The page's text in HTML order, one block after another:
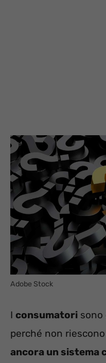
Adobe Stock
I consumatori sono
perché non
ancora un sistema